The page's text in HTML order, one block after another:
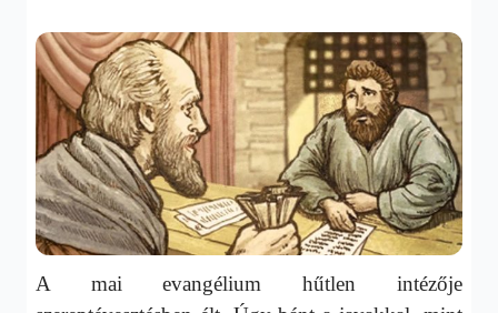
A mai evangélium hűtlen intézője